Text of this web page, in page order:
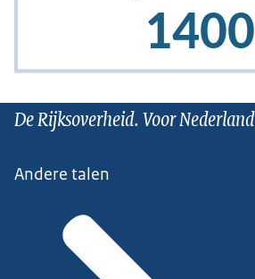
De Rijksoverheid. Voor Nederland
Andere talen